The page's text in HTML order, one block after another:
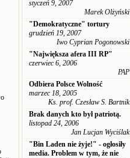
styczeń 9, 2007
Marek Olżyński
"Demokratyczne" tortury
grudzień 19, 2007
Iwo Cyprian Pogonowski
"Największa afera III RP"
czerwiec 6, 2006
PAP
Odbiera Polsce Wolność
marzec 18, 2005
Ks. prof. Czesław S. Bartnik
Brak danych kto był patriotą.
listopad 24, 2006
Jan Lucjan Wyciślak
"Bin Laden nie żyje!" - ogłosiły
media. Problem w tym, że nie